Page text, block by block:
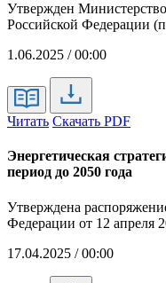
Утвержден
Российской Федерации
1.06.2025 / 00:00
Читать Скачать PDF
Энергетическая
период до 2050 года
Утверждена
Федерации от 12 апреля
17.04.2025 / 00:00